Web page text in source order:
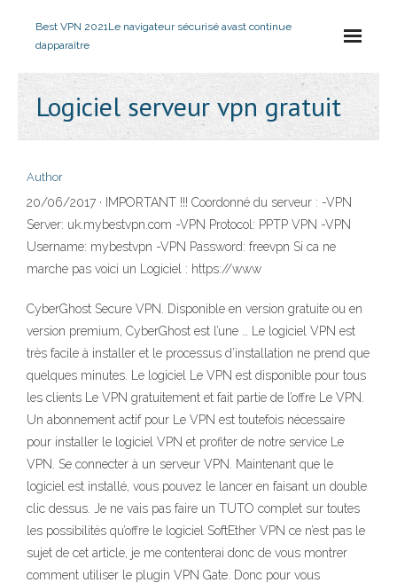
Best VPN 2021Le navigateur sécurisé avast continue
dapparaître
Logiciel serveur vpn gratuit
Author
20/06/2017 · IMPORTANT !!! Coordonné du serveur : -VPN
Server: uk.mybestvpn.com -VPN Protocol: PPTP VPN -VPN
Username: mybestvpn -VPN Password: freevpn Si ca ne
marche pas voici un Logiciel : https://www
CyberGhost Secure VPN. Disponible en version gratuite ou en
version premium, CyberGhost est l’une … Le logiciel VPN est
très facile à installer et le processus d’installation ne prend que
quelques minutes. Le logiciel Le VPN est disponible pour tous
les clients Le VPN gratuitement et fait partie de l’offre Le VPN.
Un abonnement actif pour Le VPN est toutefois nécessaire
pour installer le logiciel VPN et profiter de notre service Le
VPN. Se connecter à un serveur VPN. Maintenant que le
logiciel est installé, vous pouvez le lancer en faisant un double
clic dessus. Je ne vais pas faire un TUTO complet sur toutes
les possibilités qu’offre le logiciel SoftEther VPN ce n’est pas le
sujet de cet article, je me contenterai donc de vous montrer
comment utiliser le plugin VPN Gate. Donc pour vous